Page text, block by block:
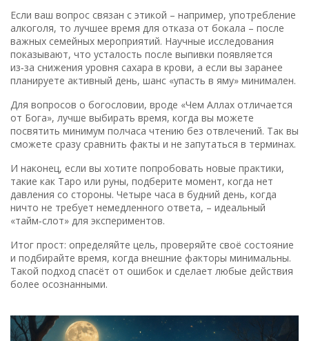
Если ваш вопрос связан с этикой – например, употребление
алкоголя, то лучшее время для отказа от бокала – после
важных семейных мероприятий. Научные исследования
показывают, что усталость после выпивки появляется
из‑за снижения уровня сахара в крови, а если вы заранее
планируете активный день, шанс «упасть в яму» минимален.
Для вопросов о богословии, вроде «Чем Аллах отличается
от Бога», лучше выбирать время, когда вы можете
посвятить минимум полчаса чтению без отвлечений. Так вы
сможете сразу сравнить факты и не запутаться в терминах.
И наконец, если вы хотите попробовать новые практики,
такие как Таро или руны, подберите момент, когда нет
давления со стороны. Четыре часа в будний день, когда
ничто не требует немедленного ответа, – идеальный
«тайм‑слот» для экспериментов.
Итог прост: определяйте цель, проверяйте своё состояние
и подбирайте время, когда внешние факторы минимальны.
Такой подход спасёт от ошибок и сделает любые действия
более осознанными.